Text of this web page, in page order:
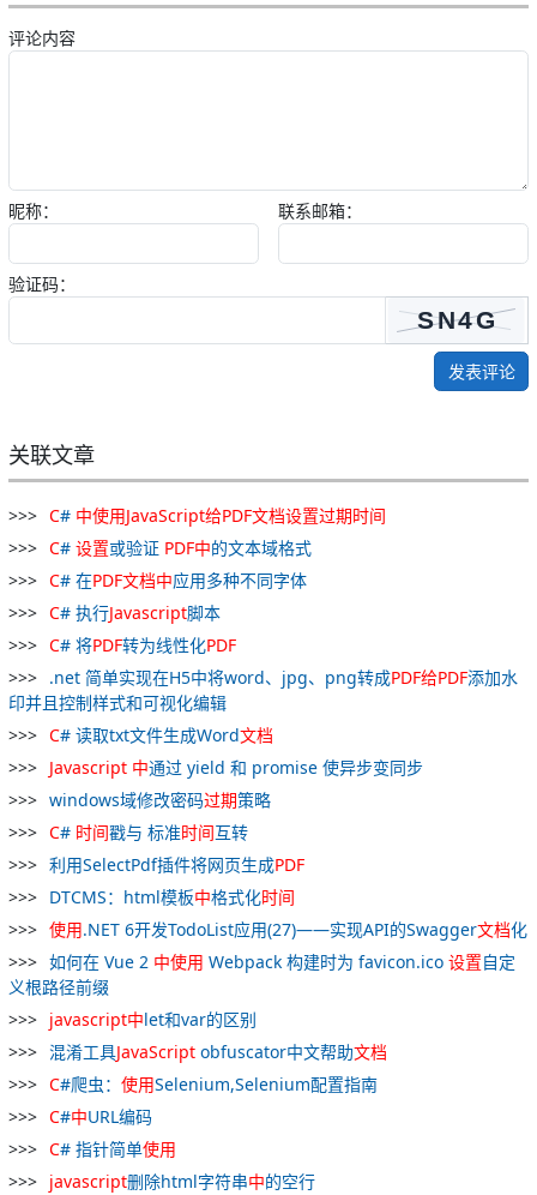
评论内容
昵称： 联系邮箱：
验证码：
发表评论
关联文章
C# 中使用JavaScript给PDF文档设置过期时间
C# 设置或验证 PDF中的文本域格式
C# 在PDF文档中应用多种不同字体
C# 执行Javascript脚本
C# 将PDF转为线性化PDF
.net 简单实现在H5中将word、jpg、png转成PDF给PDF添加水
印并且控制样式和可视化编辑
C# 读取txt文件生成Word文档
Javascript 中通过 yield 和 promise 使异步变同步
windows域修改密码过期策略
C# 时间戳与 标准时间互转
利用SelectPdf插件将网页生成PDF
DTCMS：html模板中格式化时间
使用.NET 6开发TodoList应用(27)——实现API的Swagger文档化
如何在 Vue 2 中使用 Webpack 构建时为 favicon.ico 设置自定
义根路径前缀
javascript中let和var的区别
混淆工具JavaScript obfuscator中文帮助文档
C#爬虫： 使用Selenium,Selenium配置指南
C#中URL编码
C# 指针简单使用
javascript删除html字符串中的空行